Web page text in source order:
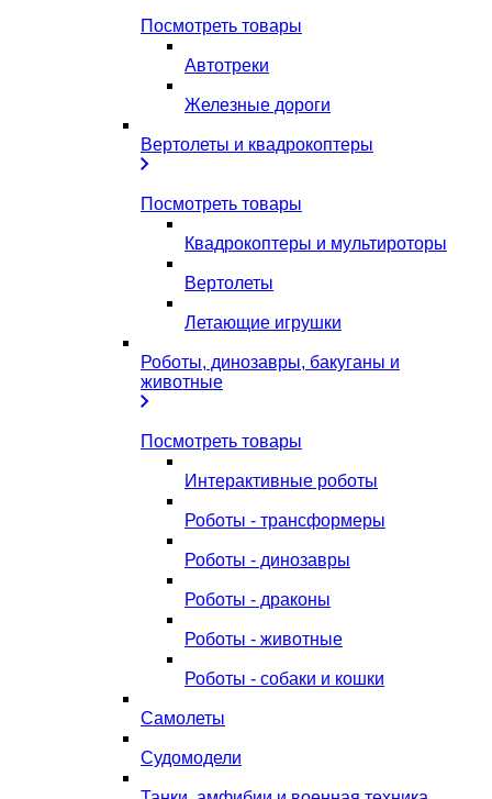
Посмотреть товары
Автотреки
Железные дороги
Вертолеты и квадрокоптеры
Посмотреть товары
Квадрокоптеры и мультироторы
Вертолеты
Летающие игрушки
Роботы, динозавры, бакуганы и
животные
Посмотреть товары
Интерактивные роботы
Роботы - трансформеры
Роботы - динозавры
Роботы - драконы
Роботы - животные
Роботы - собаки и кошки
Самолеты
Судомодели